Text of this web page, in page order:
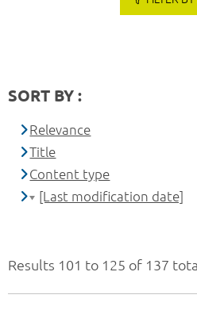
Results 101 to 125 of 137
SORT BY :
Relevance
Title
Content type
[Last modification date]